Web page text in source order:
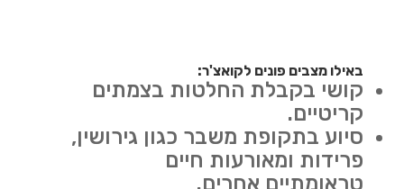
באילו מצבים פונים לקואצ'ר:
קושי בקבלת החלטות בצמתים
קריטיים.
סיוע בתקופת משבר כגון גירושין,
פרידות ומאורעות חיים
טראומתיים אחרים.